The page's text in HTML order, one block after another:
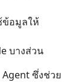
ข้อมูลให้
บางส่วน
ซึ่งช่วย